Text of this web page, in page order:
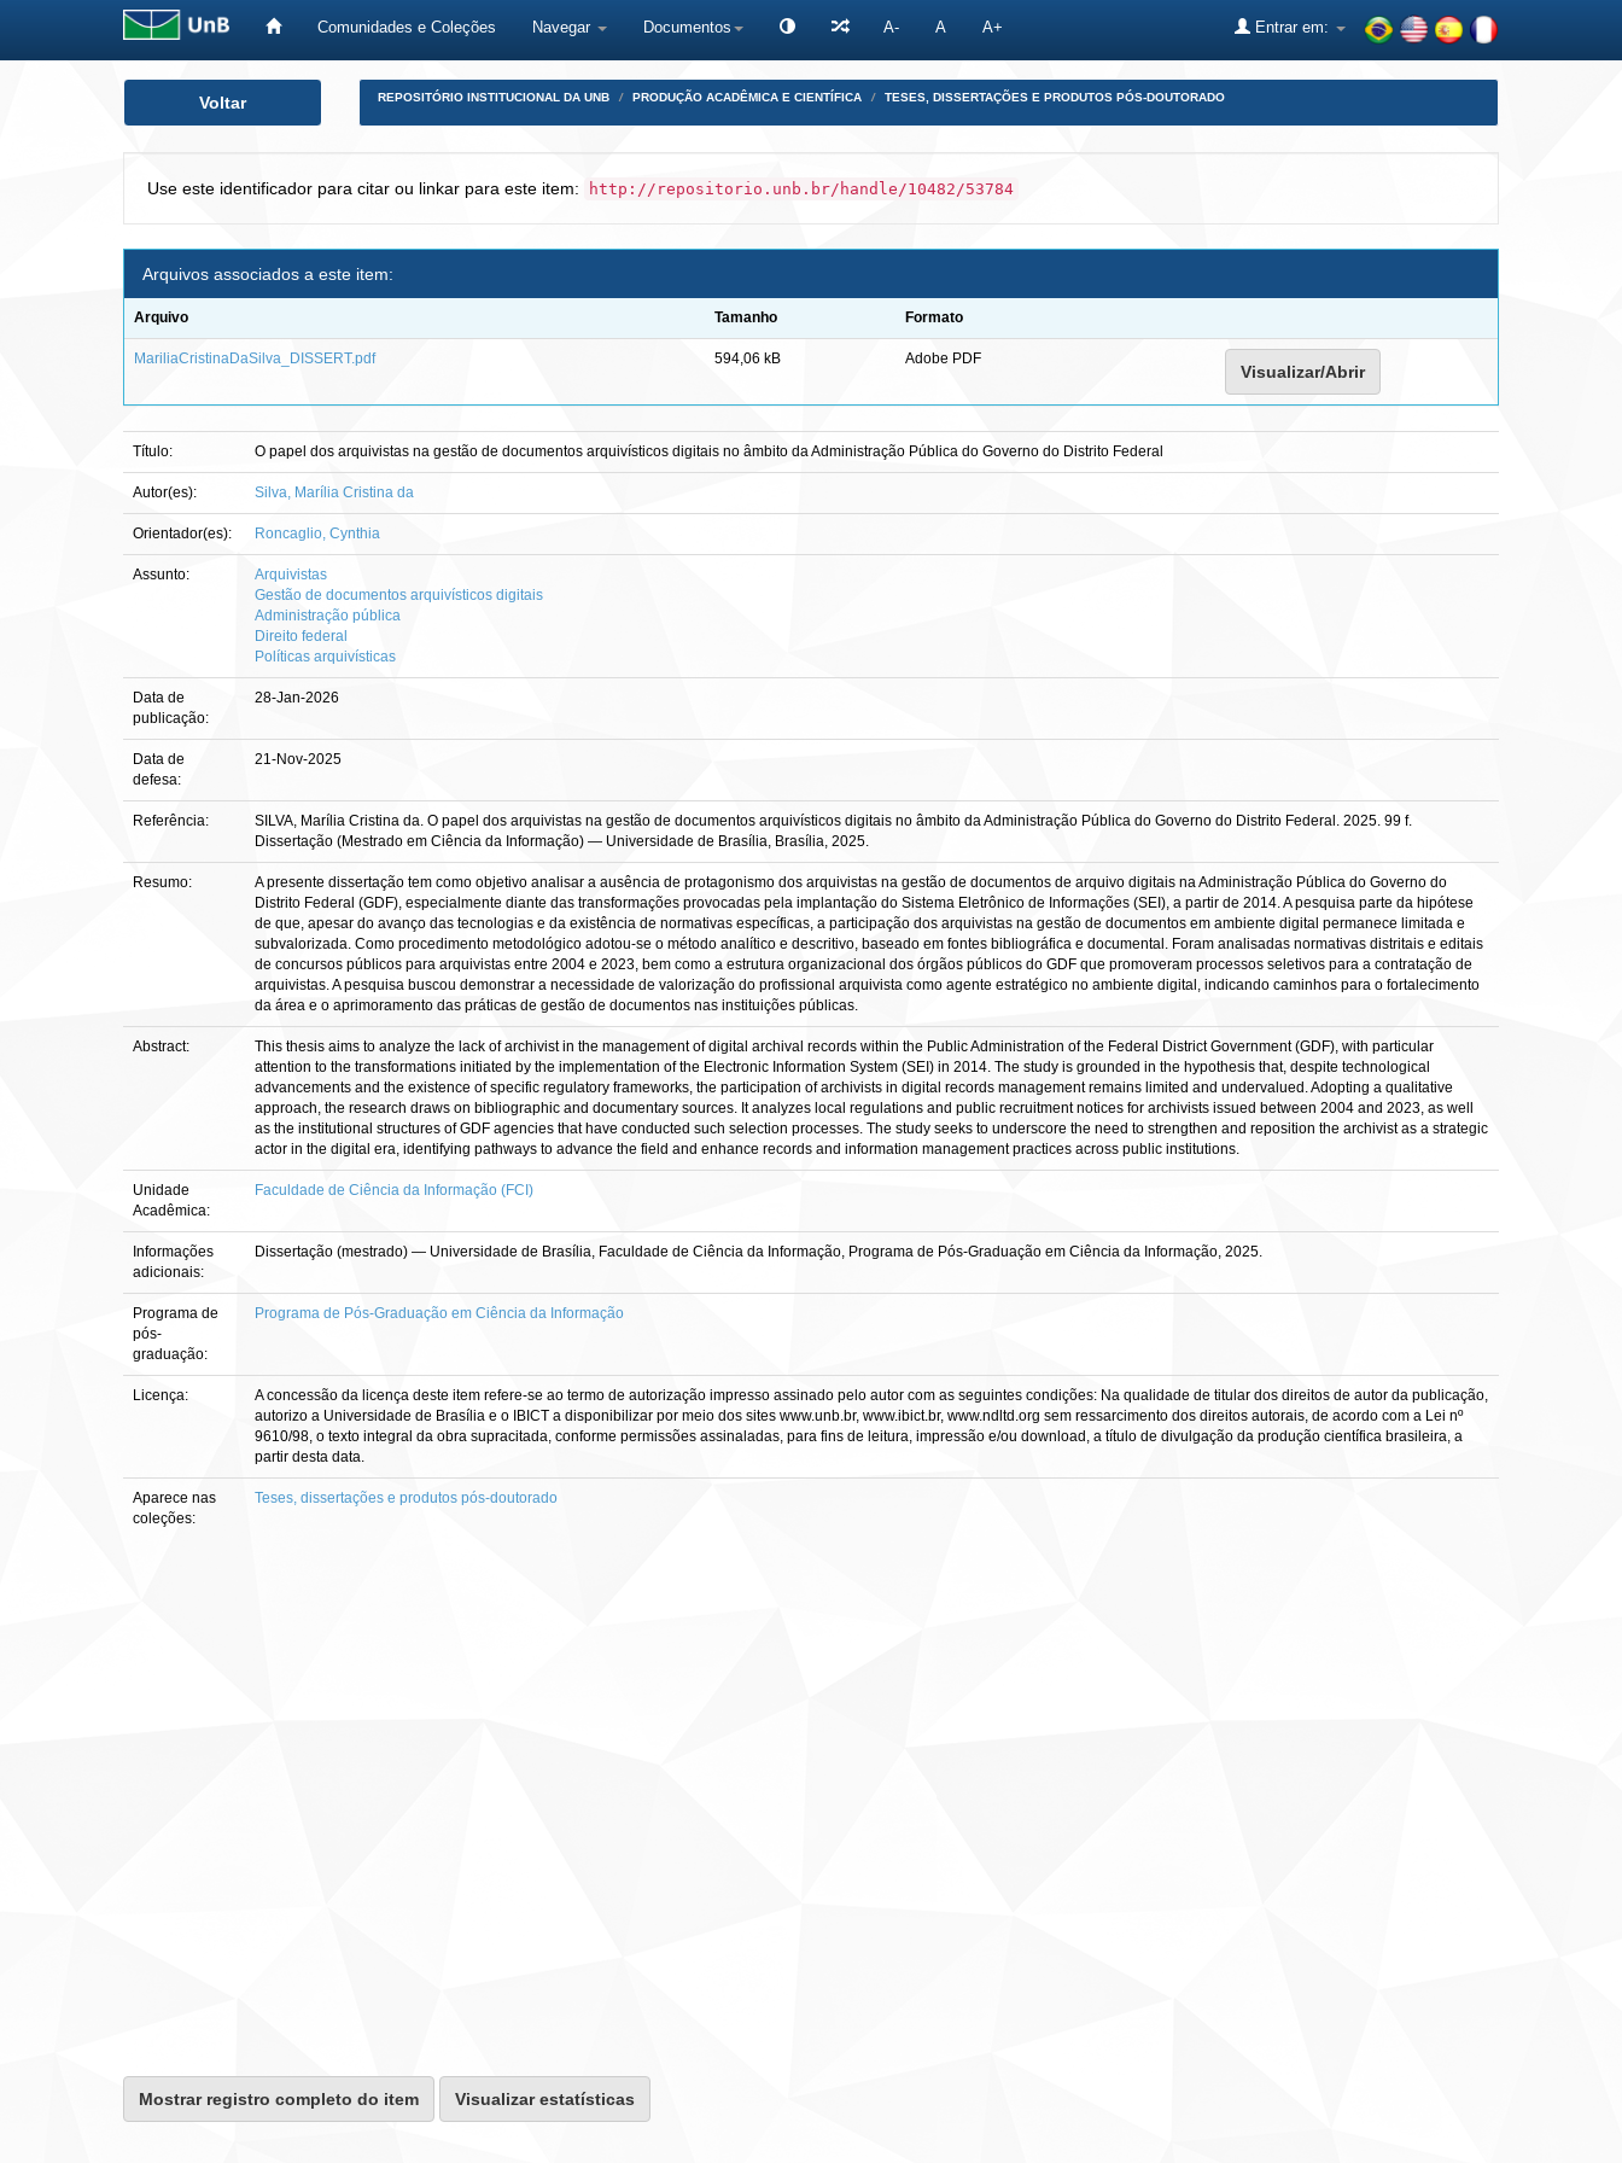
Comunidades e Coleções Navegar Documentos A- A A+ Entrar em:
Voltar REPOSITÓRIO INSTITUCIONAL DA UNB PRODUÇÃO ACADÊMICA E CIENTÍFICA TESES, DISSERTAÇÕES E PRODUTOS PÓS-DOUTORADO
Use este identificador para citar ou linkar para este item: http://repositorio.unb.br/handle/10482/53784
Arquivos associados a este item:
Arquivo Tamanho Formato
MariliaCristinaDaSilva_DISSERT.pdf 594,06 kB Adobe PDF
Visualizar/Abrir
Título: O papel dos arquivistas na gestão de documentos arquivísticos digitais no âmbito da Administração Pública do Governo do Distrito Federal
Autor(es): Silva, Marília Cristina da
Orientador(es): Roncaglio, Cynthia
Assunto:
Arquivistas
Gestão de documentos arquivísticos digitais
Administração pública
Direito federal
Políticas arquivísticas
Data de
publicação:
28-Jan-2026
Data de
defesa:
21-Nov-2025
Referência:
SILVA, Marília Cristina da. O papel dos arquivistas na gestão de documentos arquivísticos digitais no âmbito da Administração Pública do Governo do Distrito Federal. 2025. 99 f.
Dissertação (Mestrado em Ciência da Informação) — Universidade de Brasília, Brasília, 2025.
Resumo:
A presente dissertação tem como objetivo analisar a ausência de protagonismo dos arquivistas na gestão de documentos de arquivo digitais na Administração Pública do Governo do
Distrito Federal (GDF), especialmente diante das transformações provocadas pela implantação do Sistema Eletrônico de Informações (SEI), a partir de 2014. A pesquisa parte da hipótese
de que, apesar do avanço das tecnologias e da existência de normativas específicas, a participação dos arquivistas na gestão de documentos em ambiente digital permanece limitada e
subvalorizada. Como procedimento metodológico adotou-se o método analítico e descritivo, baseado em fontes bibliográfica e documental. Foram analisadas normativas distritais e editais
de concursos públicos para arquivistas entre 2004 e 2023, bem como a estrutura organizacional dos órgãos públicos do GDF que promoveram processos seletivos para a contratação de
arquivistas. A pesquisa buscou demonstrar a necessidade de valorização do profissional arquivista como agente estratégico no ambiente digital, indicando caminhos para o fortalecimento
da área e o aprimoramento das práticas de gestão de documentos nas instituições públicas.
Abstract:
This thesis aims to analyze the lack of archivist in the management of digital archival records within the Public Administration of the Federal District Government (GDF), with particular
attention to the transformations initiated by the implementation of the Electronic Information System (SEI) in 2014. The study is grounded in the hypothesis that, despite technological
advancements and the existence of specific regulatory frameworks, the participation of archivists in digital records management remains limited and undervalued. Adopting a qualitative
approach, the research draws on bibliographic and documentary sources. It analyzes local regulations and public recruitment notices for archivists issued between 2004 and 2023, as well
as the institutional structures of GDF agencies that have conducted such selection processes. The study seeks to underscore the need to strengthen and reposition the archivist as a strategic
actor in the digital era, identifying pathways to advance the field and enhance records and information management practices across public institutions.
Unidade
Acadêmica:
Faculdade de Ciência da Informação (FCI)
Informações
adicionais:
Dissertação (mestrado) — Universidade de Brasília, Faculdade de Ciência da Informação, Programa de Pós-Graduação em Ciência da Informação, 2025.
Programa de
pós-
graduação:
Programa de Pós-Graduação em Ciência da Informação
Licença:
A concessão da licença deste item refere-se ao termo de autorização impresso assinado pelo autor com as seguintes condições: Na qualidade de titular dos direitos de autor da publicação,
autorizo a Universidade de Brasília e o IBICT a disponibilizar por meio dos sites www.unb.br, www.ibict.br, www.ndltd.org sem ressarcimento dos direitos autorais, de acordo com a Lei nº
9610/98, o texto integral da obra supracitada, conforme permissões assinaladas, para fins de leitura, impressão e/ou download, a título de divulgação da produção científica brasileira, a
partir desta data.
Aparece nas
coleções:
Teses, dissertações e produtos pós-doutorado
Mostrar registro completo do item Visualizar estatísticas